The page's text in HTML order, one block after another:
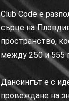
Club Code е
сърце на
пространство,
между 250 и 555
Дансингът е с
провеждане на